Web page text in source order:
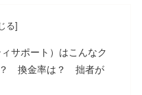
サポート）はこんなク
換金率は？ 拙者が